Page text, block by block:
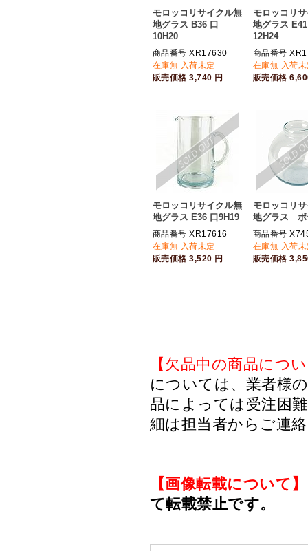
モロッコリサイクル無
地グラス B36 口
10H20
商品番号 XR17630
在庫無 入荷未定
販売価格3,740 円
モロッコリ
地グラス
12H24
商品番号
在庫無 入荷
販売価格
モロッコリサイクル無
地グラス E36 口9H19
商品番号 XR17616
在庫無 入荷未定
販売価格3,520 円
モロッコリ
地グラス ボ
商品番号
在庫無 入荷
販売価格
【欠品中の商品につ
については、業者様
品によっては受注困
細は担当者からご連
【画像転載について】
て転載禁止です。